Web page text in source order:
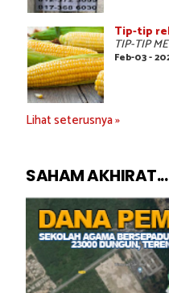
Tip-tip
TIP-TIP
Feb-03 -
Lihat seterusnya »
SAHAM AKHIRAT...